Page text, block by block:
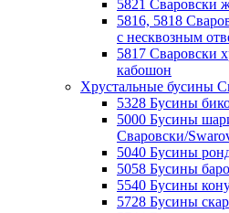
5821 Сваровски
5816, 5818
с несквозным
5817 Сваровски
кабошон
Хрустальные бусины
5328 Бусины
5000 Бусины
Сваровски/
5040 Бусины
5058 Бусины
5540 Бусины
5728 Бусины